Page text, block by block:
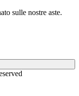
sulle nostre aste.